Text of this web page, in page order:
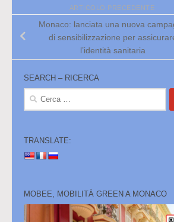
ARTICOLO PRECEDENTE
Monaco: lanciata una nuova
di sensibilizzazione per
l’identità sanitaria
SEARCH – RICERCA
Ricerca
TRANSLATE:
MOBEE, MOBILITÀ GREEN A MONACO